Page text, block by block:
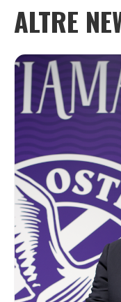
ALTRE